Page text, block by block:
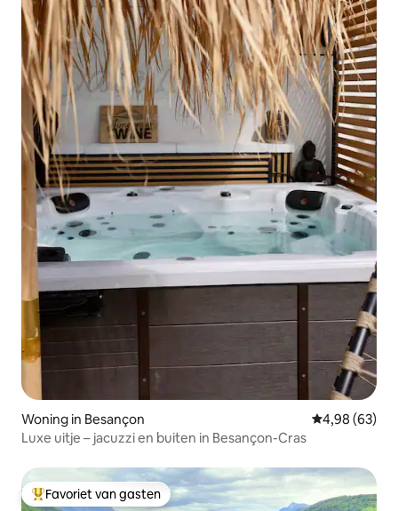
Woning in Besançon Gemiddelde
4,98 (63)
Luxe uitje – jacuzzi en buiten in Besançon-Cras
Topfavoriet van gasten
Favoriet van gasten